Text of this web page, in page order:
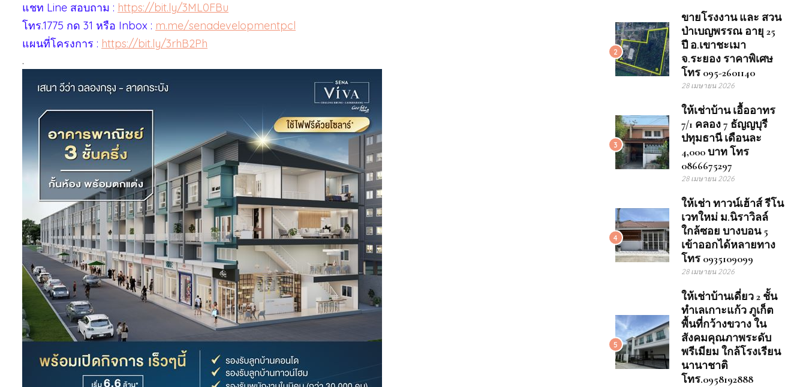
แชท Line สอบถาม : https://bit.ly/3ML0FBu
โทร.1775 กด 31 หรือ Inbox : m.me/senadevelopmentpcl
แผนที่โครงการ : https://bit.ly/3rhB2Ph
.
2
ขายโรงงาน และ สวน
ป่าเบญพรรณ อายุ 25
ปี อ.เขาชะเมา
จ.ระยอง ราคาพิเศษ
โทร 095-2601140
28 เมษายน 2026
3
ให้เช่าบ้าน เอื้ออาทร
7/1 คลอง 7 ธัญญบุรี
ปทุมธานี เดือนละ
4,000 บาท โทร
0866675297
28 เมษายน 2026
4
ให้เช่า ทาวน์เฮ้าส์ รีโน
เวทใหม่ ม.นิราวิลล์
ใกล้ซอย บางบอน 5
เข้าออกได้หลายทาง
โทร 0935109099
28 เมษายน 2026
5
ให้เช่าบ้านเดี่ยว 2 ชั้น
ทำเลเกาะแก้ว ภูเก็ต
พื้นที่กว้างขวาง ใน
สังคมคุณภาพระดับ
พรีเมียม ใกล้โรงเรียน
นานาชาติ
โทร.0958192888